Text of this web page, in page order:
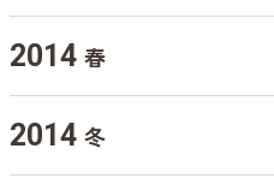
2014 春
2014 冬